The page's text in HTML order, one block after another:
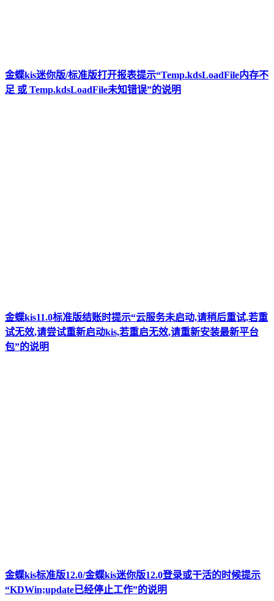
金蝶kis迷你版/标准版打开报表提示“Temp.kdsLoadFile内存不
足 或 Temp.kdsLoadFile未知错误”的说明
金蝶kis11.0标准版结账时提示“云服务未启动,请稍后重试,若重
试无效,请尝试重新启动kis,若重启无效,请重新安装最新平台
包”的说明
金蝶kis标准版12.0/金蝶kis迷你版12.0登录或干活的时候提示
“KDWin;update已经停止工作”的说明